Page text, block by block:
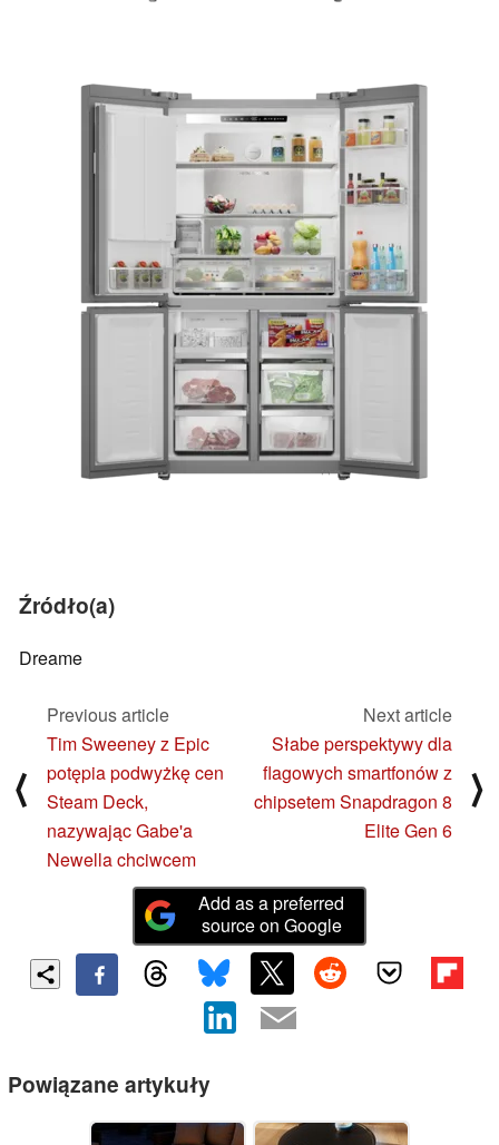
Źródło(a)
Dreame
⟨
Previous article
Tim Sweeney z Epic
potępia podwyżkę cen
Steam Deck,
nazywając Gabe'a
Newella chciwcem
Next article
Słabe perspektywy dla
flagowych smartfonów z
chipsetem Snapdragon 8
Elite Gen 6
⟩
Add as a preferred
source on Google
Powiązane artykuły